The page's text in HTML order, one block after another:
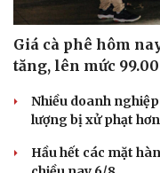
Giá cà phê hôm
tăng, lên mức
Nhiều doanh
lượng bị xử phạt
Hầu hết các mặt